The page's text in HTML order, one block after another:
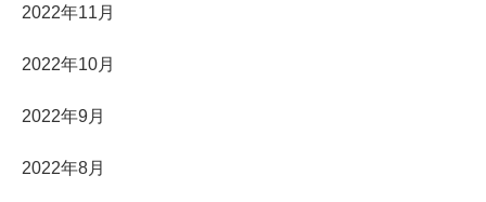
2022年11月
2022年10月
2022年9月
2022年8月